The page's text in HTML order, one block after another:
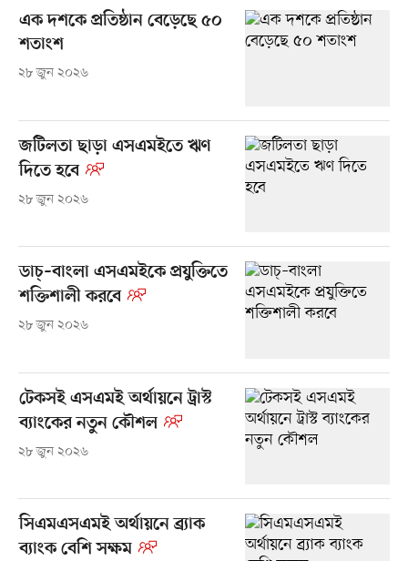
এক দশকে প্রতিষ্ঠান বেড়েছে ৫০
শতাংশ
২৮ জুন ২০২৬
জটিলতা ছাড়া এসএমইতে ঋণ
দিতে হবে
২৮ জুন ২০২৬
ডাচ্​–বাংলা এসএমইকে প্রযুক্তিতে
শক্তিশালী করবে
২৮ জুন ২০২৬
টেকসই এসএমই অর্থায়নে ট্রাস্ট
ব্যাংকের নতুন কৌশল
২৮ জুন ২০২৬
সিএমএসএমই অর্থায়নে ব্র্যাক
ব্যাংক বেশি সক্ষম